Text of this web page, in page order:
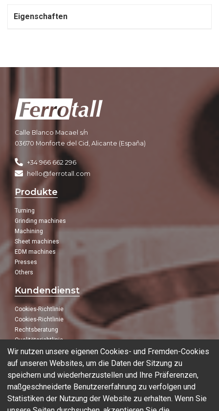
Eigenschaften
Calle Blanco Macael s/n
03670 Monforte del Cid, Alicante (España)
+34 966 662 296
hello@ferrotall.com
Produkte
Turning
Grinding machines
Machining
Sheet machines
EDM machines
Presses
Others
Kundendienst
Cookies-Richtlinie
Cookies-Richtlinie
Rechtsberatung
Qualitätsrichtlinie
Folge uns
In unseren sozialen Netzwerken:
Wir nutzen unsere eigenen Cookies- und Fremden-Cookies
auf unseren Websites, um die Daten der Sitzung zu
speichern und wiederherzustellen und Ihre Präferenzen,
maßgeschneiderte Benutzererfahrung zu verfolgen und
Statistiken der Nutzung der Website zu erhalten. Wenn Sie